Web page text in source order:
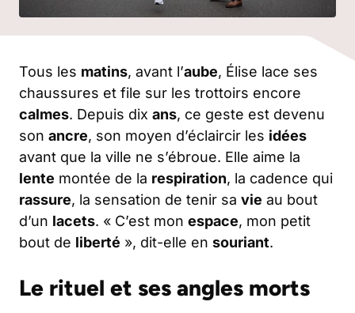
Tous les matins, avant l’aube, Élise lace ses
chaussures et file sur les trottoirs encore
calmes. Depuis dix ans, ce geste est devenu
son ancre, son moyen d’éclaircir les idées
avant que la ville ne s’ébroue. Elle aime la
lente montée de la respiration, la cadence qui
rassure, la sensation de tenir sa vie au bout
d’un lacets. « C’est mon espace, mon petit
bout de liberté », dit-elle en souriant.
Le rituel et ses angles morts